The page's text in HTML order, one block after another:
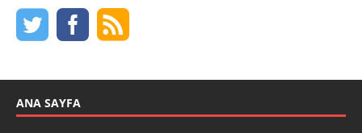
ANA SAYFA